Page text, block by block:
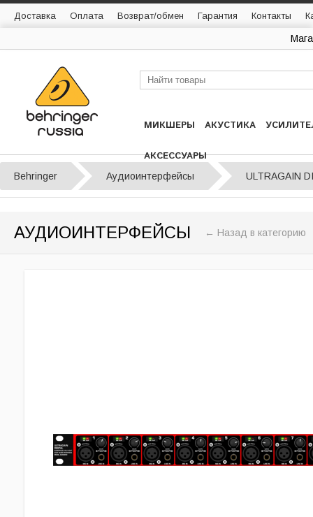
Доставка Оплата Возврат/обмен Гарантия Контакты
МИКШЕРЫ АКУСТИКА
АКСЕССУАРЫ
Behringer Аудиоинтерфейсы ULTRAGAIN
АУДИОИНТЕРФЕЙСЫ ← Назад в категорию